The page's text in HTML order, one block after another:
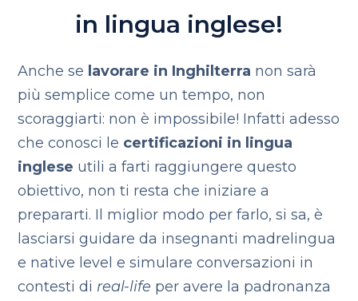
in lingua inglese!
Anche se lavorare in Inghilterra non sarà
più semplice come un tempo, non
scoraggiarti: non è impossibile! Infatti adesso
che conosci le certificazioni in lingua
inglese utili a farti raggiungere questo
obiettivo, non ti resta che iniziare a
prepararti. Il miglior modo per farlo, si sa, è
lasciarsi guidare da insegnanti madrelingua
e native level e simulare conversazioni in
contesti di real-life per avere la padronanza